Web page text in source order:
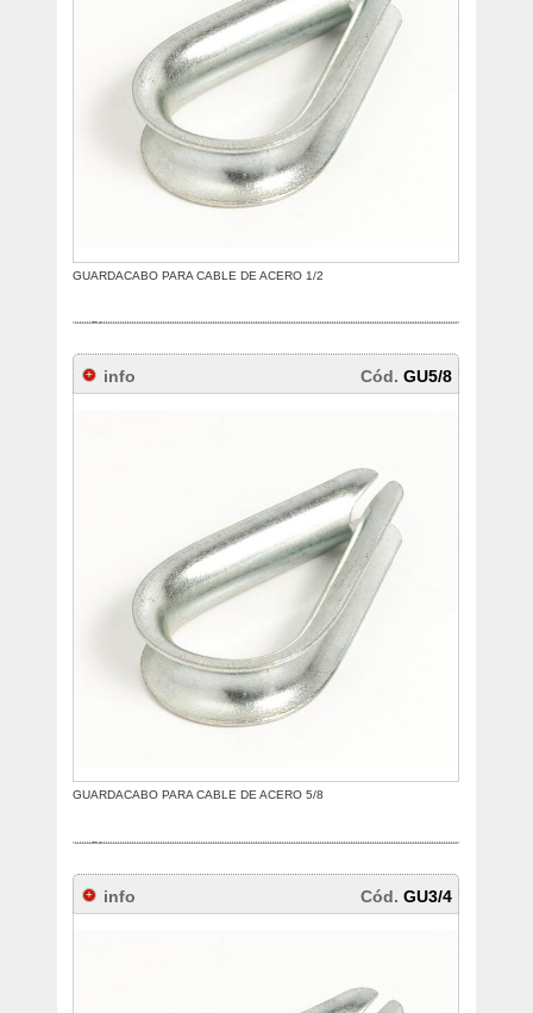
GUARDACABO PARA CABLE DE ACERO 1/2
info Cód.GU5/8
GUARDACABO PARA CABLE DE ACERO 5/8
info Cód.GU3/4